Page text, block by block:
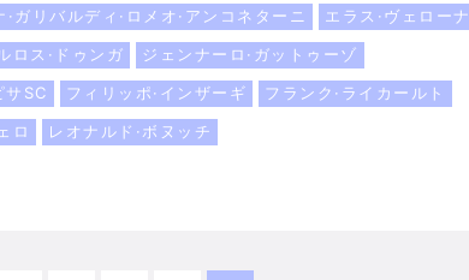
·ガリバルディ·ロメオ·アンコネターニ
エラス·ヴェローナ
ロス·ドゥンガ
ジェンナーロ·ガットゥーゾ
サSC フィリッポ·インザーギ
フランク·ライカールト
ロ レオナルド·ボヌッチ